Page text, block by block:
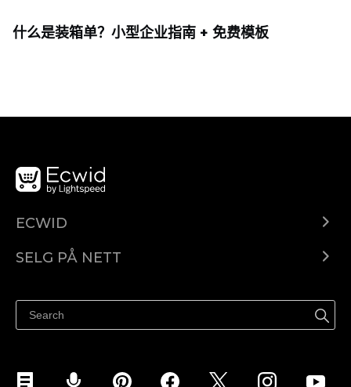
什么是装箱单？小型企业指南 + 免费模板
ECWID
Pris
SELG PÅ NETT
Selg på Facebook
Selg på Instagram